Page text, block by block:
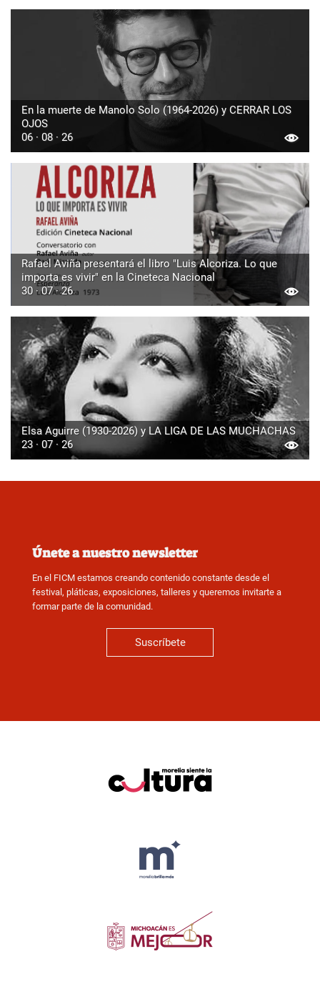
En la muerte de Manolo Solo (1964-2026) y CERRAR LOS
OJOS
06 · 08 · 26
Rafael Aviña presentará el libro "Luis Alcoriza. Lo que
importa es vivir" en la Cineteca Nacional
30 · 07 · 26
Elsa Aguirre (1930-2026) y LA LIGA DE LAS MUCHACHAS
23 · 07 · 26
Únete a nuestro newsletter
En el FICM estamos creando contenido constante desde el
festival, pláticas, exposiciones, talleres y queremos invitarte a
formar parte de la comunidad.
Suscríbete